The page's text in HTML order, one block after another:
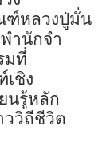
ฑ์หลวงปู่มั่น
ำนักจำ
มที่
ชิง
นรู้หลัก
ววิถีชีวิต